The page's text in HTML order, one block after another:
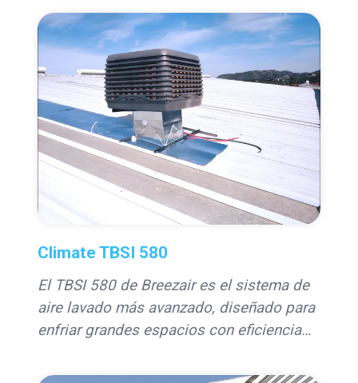
económica. Con su sistema de dos
velocidades y un diseño compacto, es
ideal para áreas comerciales e
industriales que requieren movilidad y
rendimiento confiable.
Climate TBSI 580
El TBSI 580 de Breezair es el sistema de
aire lavado más avanzado, diseñado para
enfriar grandes espacios con eficiencia
integrado.